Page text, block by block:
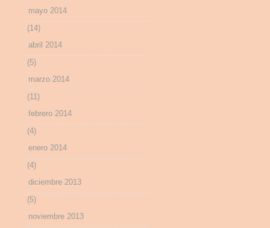
mayo 2014
(14)
abril 2014
(5)
marzo 2014
(11)
febrero 2014
(4)
enero 2014
(4)
diciembre 2013
(5)
noviembre 2013